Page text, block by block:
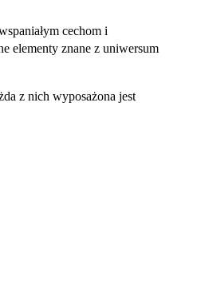
cechom i
elementy znane z uniwersum
z nich wyposażona jest